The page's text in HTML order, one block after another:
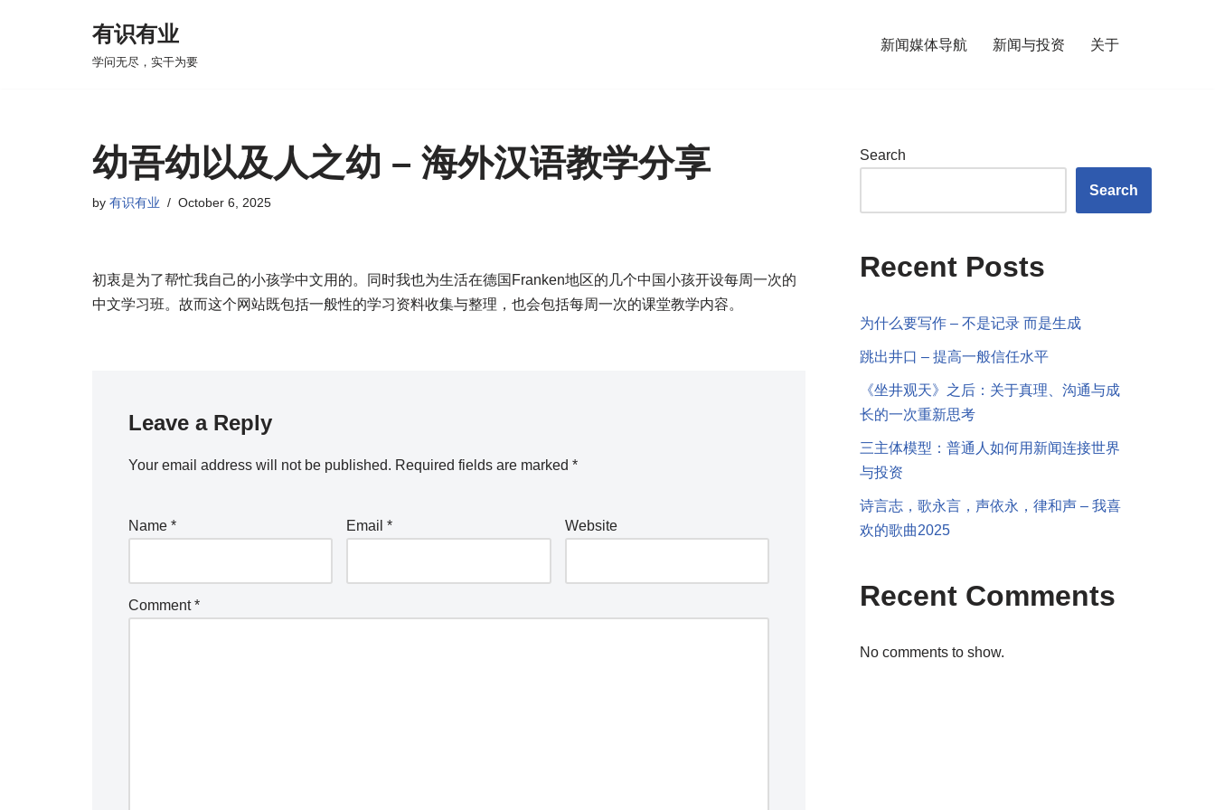
有识有业
学问无尽，实干为要
新闻媒体导航 新闻与投资 关于
幼吾幼以及人之幼 – 海外汉语教学分享
by 有识有业 October 6, 2025
初衷是为了帮忙我自己的小孩学中文用的。同时我也为生活在德国Franken地区的几个中国小孩开设每周一次的
中文学习班。故而这个网站既包括一般性的学习资料收集与整理，也会包括每周一次的课堂教学内容。
Leave a Reply
Your email address will not be published. Required fields are marked *
Name * Email* Website
Comment*
Search
Search
Recent Posts
为什么要写作 – 不是记录 而是生成
跳出井口 – 提高一般信任水平
《坐井观天》之后：关于真理、沟通与成
长的一次重新思考
三主体模型：普通人如何用新闻连接世界
与投资
诗言志，歌永言，声依永，律和声 – 我喜
欢的歌曲2025
Recent Comments
No comments to show.